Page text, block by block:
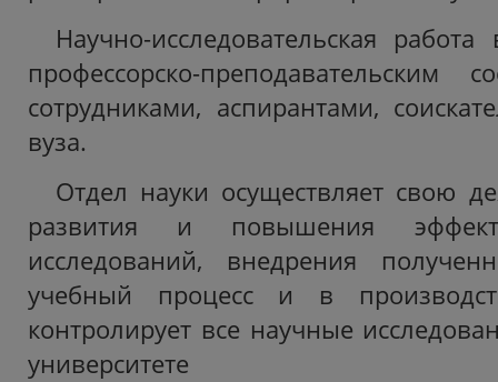
Научно-исследовательская
профессорско-преподавательским
сотрудниками, аспирантами,
вуза.
Отдел науки осуществляет свою
развития и повышения
исследований, внедрения
учебный процесс и в
контролирует все научные
университете